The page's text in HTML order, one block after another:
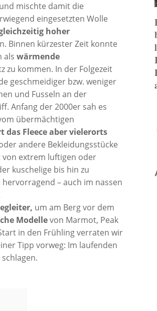
mischte damit die
eingesetzten Wolle
hoher
Binnen kürzester Zeit konnte
alswärmende
zu kommen. In der Folgezeit
geschmeidiger bzw. weniger
und Fusseln an der
Anfang der 2000er sah es
übermächtigen
das Fleece aber vielerorts
andere Bekleidungsstücke
extrem luftigen oder
kuschelige bis hin zu
– auch im nassen
um am Berg vor dem
Modellevon Marmot, Peak
in den Frühling verraten wir
Tipp vorweg: Im laufenden